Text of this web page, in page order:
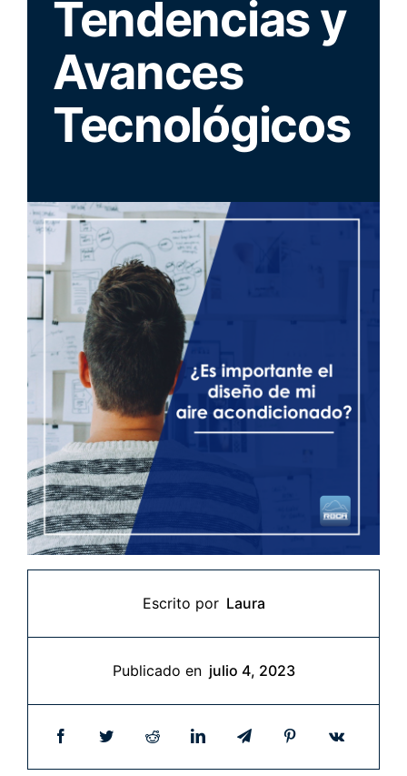
Tendencias y
Avances
Tecnológicos
Escrito por Laura
Publicado en julio 4, 2023